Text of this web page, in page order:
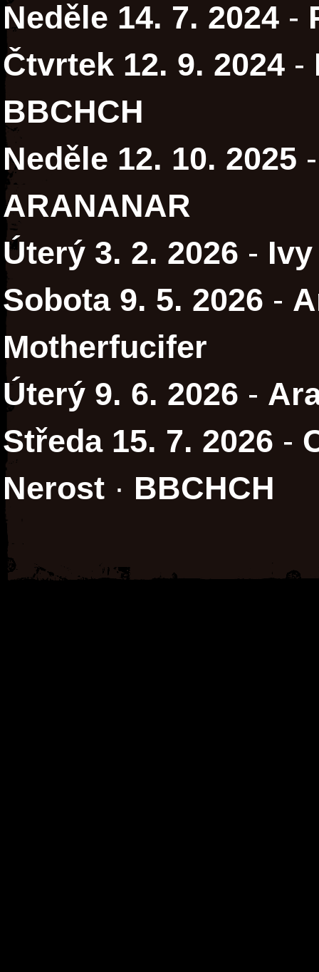
Neděle 14. 7. 2024 -
Čtvrtek 12. 9. 2024 -
BBCHCH
Neděle 12. 10. 2025
ARANANAR
Úterý 3. 2. 2026 - Ivy
Sobota 9. 5. 2026 -
Motherfucifer
Úterý 9. 6. 2026 -
Středa 15. 7. 2026 -
Nerost · BBCHCH